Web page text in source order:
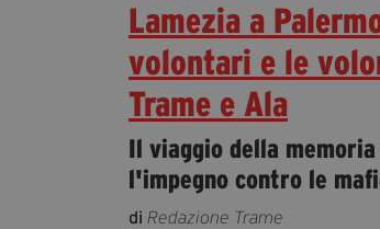
Lamezia a
volontari e le
Trame e Ala
Il viaggio della
l'impegno contro le
di Redazione Trame